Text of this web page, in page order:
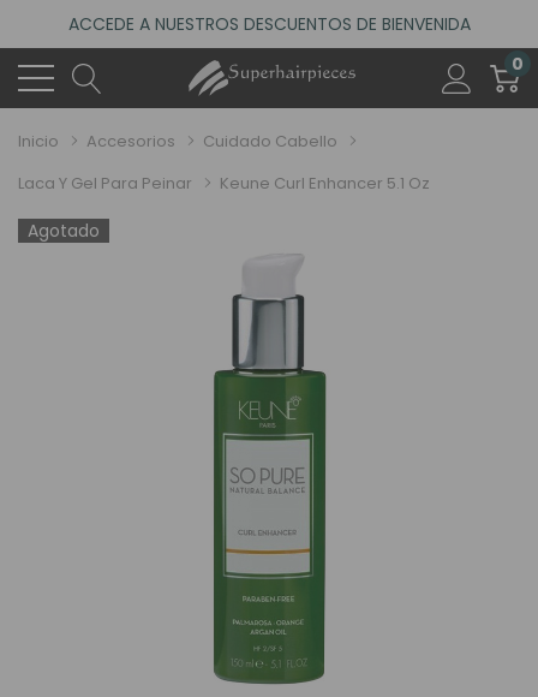
ACCEDE A NUESTROS DESCUENTOS DE BIENVENIDA
4.6
(485 reseñas)
VISITA NUESTRO NUEVO SALÓN EN MADRID
ACCEDE A NUESTROS DESCUENTOS DE BIENVENIDA
0
Inicio Accesorios
Cuidado Cabello
Laca Y Gel Para Peinar
Keune Curl Enhancer 5.1 Oz
Agotado